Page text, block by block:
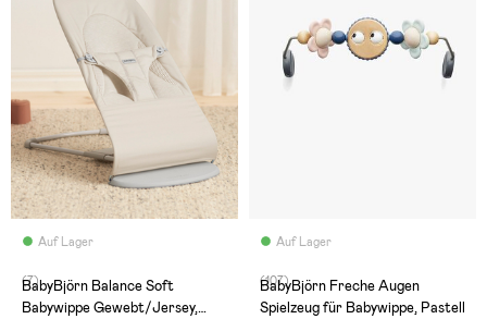
Auf Lager
(7)
BabyBjörn Balance Soft
Babywippe Gewebt/Jersey,
Auf Lager
(107)
BabyBjörn Freche Augen
Spielzeug für Babywippe, Pastell